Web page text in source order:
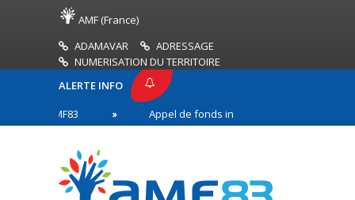
AMF (France)
ADAMAVAR
ADRESSAGE
NUMERISATION DU TERRITOIRE
ALERTE INFO
Appel de fonds incendies de forêt
première ligne